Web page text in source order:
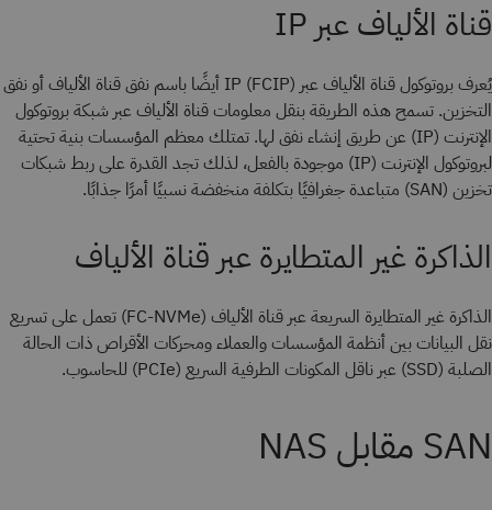
قناة الألياف عبر IP
يُعرف بروتوكول قناة الألياف عبر IP (FCIP) أيضًا باسم نفق قناة الألياف أو نفق
التخزين. تسمح هذه الطريقة بنقل معلومات قناة الألياف عبر شبكة بروتوكول
الإنترنت (IP) عن طريق إنشاء نفق لها. تمتلك معظم المؤسسات بنية تحتية
لبروتوكول الإنترنت (IP) موجودة بالفعل، لذلك تجد القدرة على ربط شبكات
تخزين (SAN) متباعدة جغرافيًا بتكلفة منخفضة نسبيًا أمرًا جذابًا.
الذاكرة غير المتطايرة عبر قناة الألياف
الذاكرة غير المتطايرة السريعة عبر قناة الألياف (FC-NVMe) تعمل على تسريع
نقل البيانات بين أنظمة المؤسسات والعملاء ومحركات الأقراص ذات الحالة
الصلبة (SSD) عبر ناقل المكونات الطرفية السريع (PCIe) للحاسوب.
SAN مقابل NAS